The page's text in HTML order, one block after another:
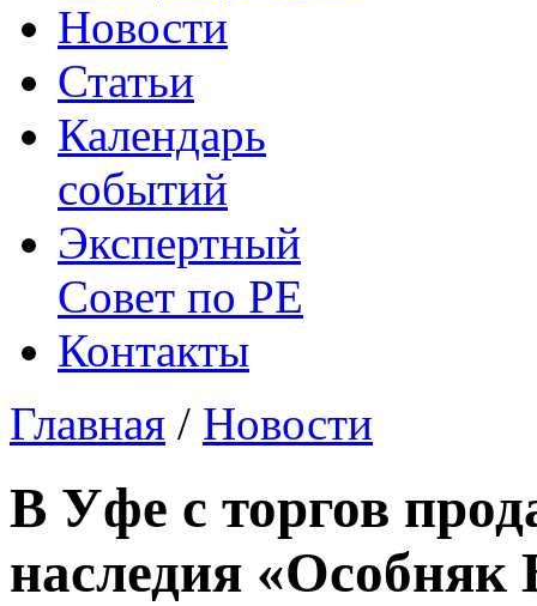
Новости
Статьи
Календарь
событий
Экспертный
Совет по РЕ
Контакты
Главная / Новости
В Уфе с торгов
наследия «Особняк